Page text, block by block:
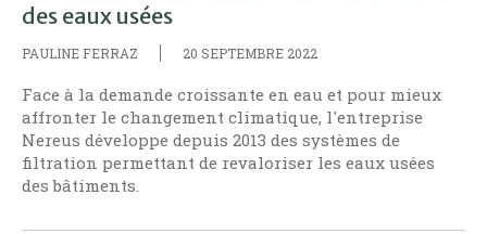
des eaux usées
PAULINE FERRAZ 20 SEPTEMBRE 2022
Face à la demande croissante en eau et pour mieux
affronter le changement climatique, l'entreprise
Nereus développe depuis 2013 des systèmes de
filtration permettant de revaloriser les eaux usées
des bâtiments.